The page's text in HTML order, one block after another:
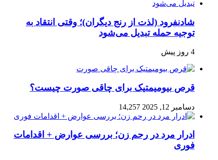
شادنفرود (لذت از رنج دیگران)؛ وقتی انتقاد به
توجیه حمله تبدیل می‌شود
4 روز پیش
قرص بیومیمتیک برای چاقی صورت چیست؟
دسامبر 12, 2025 14,257
ادرار مرد در رحم زن؛ بررسی عوارض + اقدامات
فوری